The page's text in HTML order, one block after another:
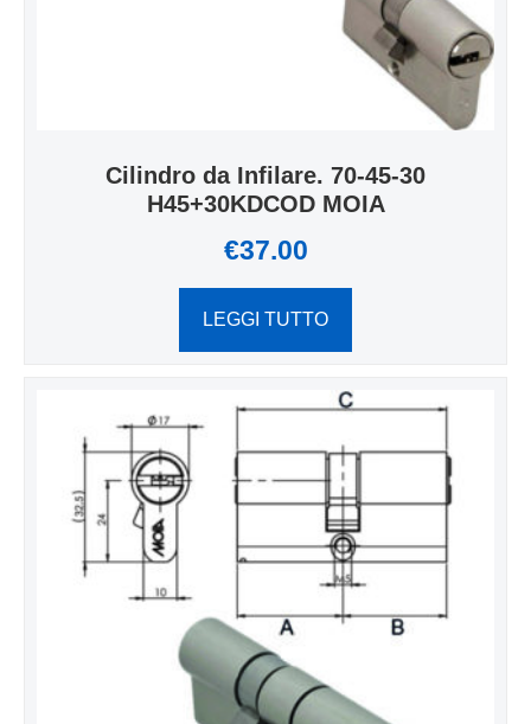
Cilindro da Infilare. 70-45-30
H45+30KDCOD MOIA
€37.00
LEGGI TUTTO